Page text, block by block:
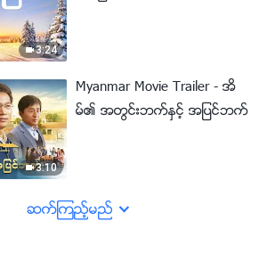
3:24
3:10
Myanmar Movie Trailer - အိ
မ္၏ အတြင္းဘက္ႏွင့္ အျပင္ဘက္
ဆက္ၾကည့္မည္